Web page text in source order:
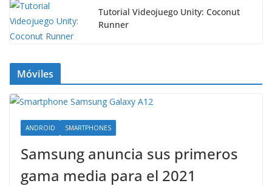
Tutorial Videojuego Unity: Coconut
Runner
Móviles
ANDROID SMARTPHONES
Samsung anuncia sus primeros
gama media para el 2021